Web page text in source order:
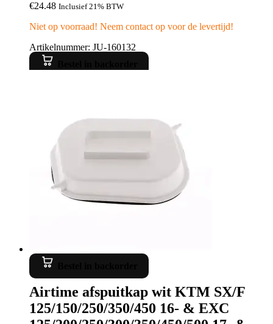
€24.48 Inclusief 21% BTW
Niet op voorraad! Neem contact op voor de levertijd!
Artikelnummer: JU-160132
Airtime afspuitkap wit KTM SX/F
125/150/250/350/450 16- & EXC